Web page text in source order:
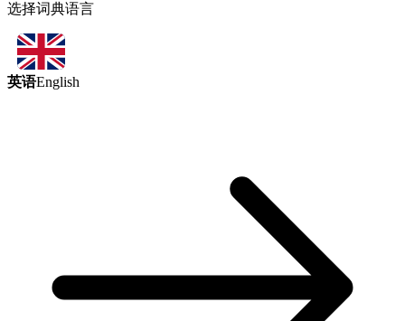
选择词典语言
英语English